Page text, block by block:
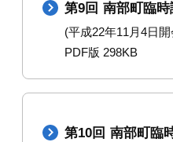
第9回 南部町臨
(平成22年11月4日
PDF版 298KB
第10回 南部町